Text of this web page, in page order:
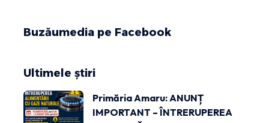
Buzăumedia pe Facebook
Ultimele știri
Primăria Amaru: ANUNȚ
IMPORTANT – ÎNTRERUPEREA